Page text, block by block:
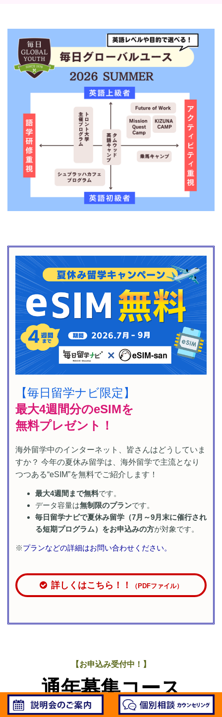
【毎日留学ナビ限定】
最大4週間分のeSIMを
無料プレゼント！
海外留学中のインターネット、皆さんはどうしていま
すか？ 今年の夏休み留学は、海外留学で主流となり
つつある“eSIM”を無料でご紹介します！
最大4週間まで無料です。
データ容量は無制限のプランです。
毎日留学ナビで夏休み留学（7月～9月末に催行され
る短期プログラム）をお申込みの方が対象です。
※プランなどの詳細はお問い合わせください。
詳しくはこちら！！ （PDFファイル）
【お申込み受付中！】
通年募集コース